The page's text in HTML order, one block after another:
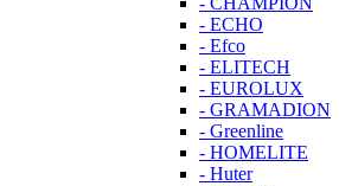
- ECHO
- Efco
- ELITECH
- EUROLUX
- GRAMADION
- Greenline
- HOMELITE
- Huter